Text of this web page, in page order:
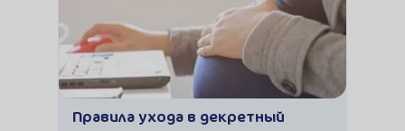
Правила ухода в декретный